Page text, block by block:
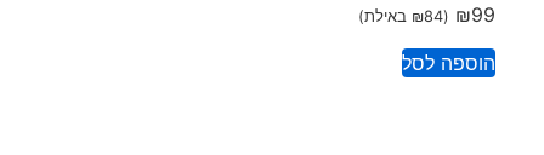
₪99
(
₪84 באילת)
הוספה לסל